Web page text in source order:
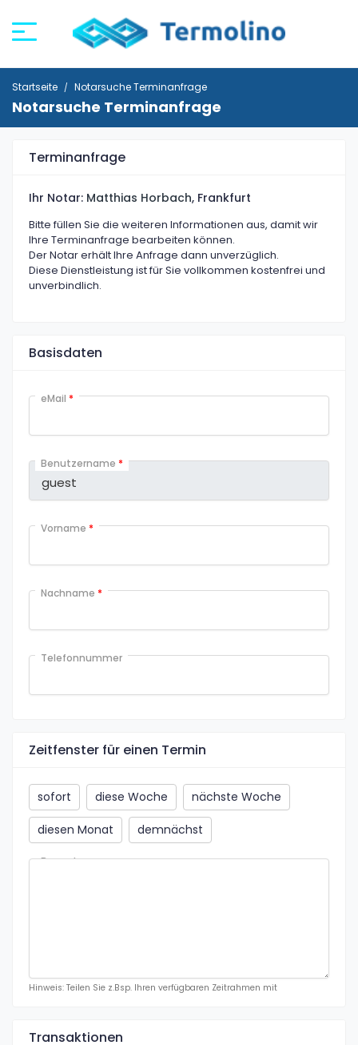
Startseite Notarsuche Terminanfrage
Notarsuche Terminanfrage
Terminanfrage
Ihr Notar: Matthias Horbach, Frankfurt
Bitte füllen Sie die weiteren Informationen aus, damit wir
Ihre Terminanfrage bearbeiten können.
Der Notar erhält Ihre Anfrage dann unverzüglich.
Diese Dienstleistung ist für Sie vollkommen kostenfrei und
unverbindlich.
Basisdaten
eMail *
Benutzername *
Vorname *
Nachname *
Telefonnummer
Zeitfenster für einen Termin
sofort diese Woche nächste Woche
diesen Monat demnächst
Bemerkung
Hinweis: Teilen Sie z.Bsp. Ihren verfügbaren Zeitrahmen mit
Transaktionen